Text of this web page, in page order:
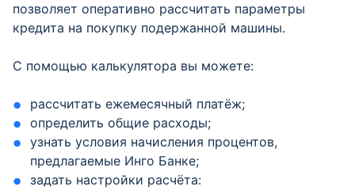
позволяет оперативно рассчитать параметры
кредита на покупку подержанной машины.
С помощью калькулятора вы можете:
рассчитать ежемесячный платёж;
определить общие расходы;
узнать условия начисления процентов,
предлагаемые Инго Банке;
задать настройки расчёта: